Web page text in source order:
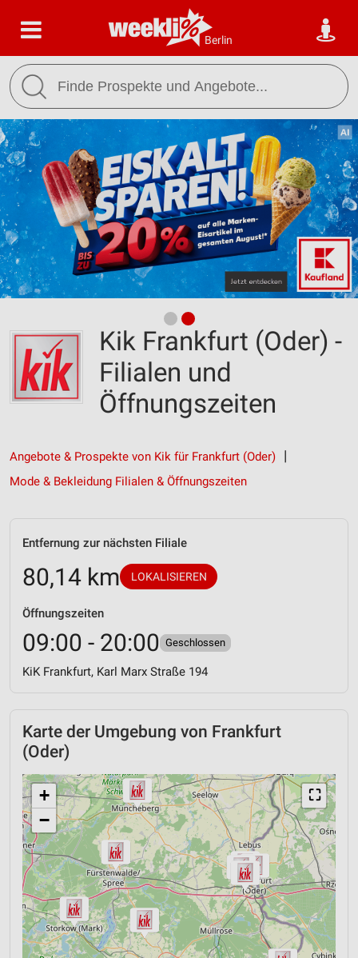
Berlin
Kik Frankfurt (Oder) -
Filialen und
Öffnungszeiten
Angebote & Prospekte von Kik für Frankfurt (Oder)
Mode & Bekleidung Filialen & Öffnungszeiten
Entfernung zur nächsten Filiale
80,14 km LOKALISIEREN
Öffnungszeiten
09:00 - 20:00 Geschlossen
KiK Frankfurt, Karl Marx Straße 194
Karte der Umgebung von Frankfurt
(Oder)
⛶
+
−